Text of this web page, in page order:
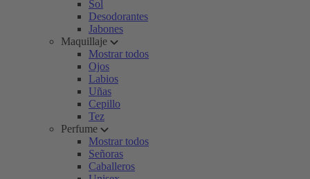
Sol
Desodorantes
Jabones
Maquillaje
Mostrar todos
Ojos
Labios
Uñas
Cepillo
Tez
Perfume
Mostrar todos
Señoras
Caballeros